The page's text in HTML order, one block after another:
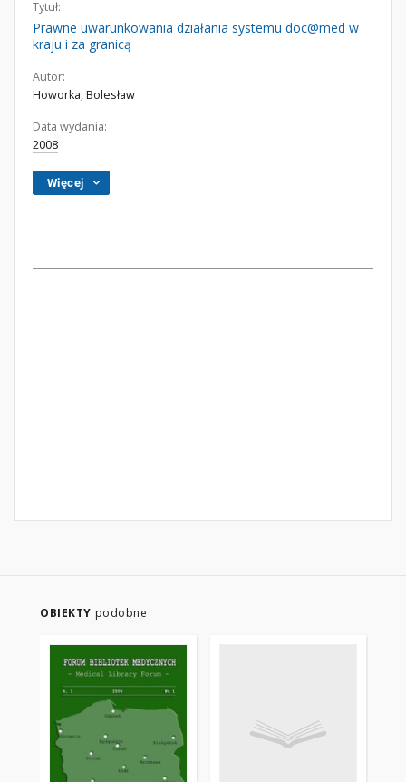
Tytuł:
Prawne uwarunkowania działania systemu doc@med w
kraju i za granicą
Autor:
Howorka, Bolesław
Data wydania:
2008
Więcej
OBIEKTY podobne